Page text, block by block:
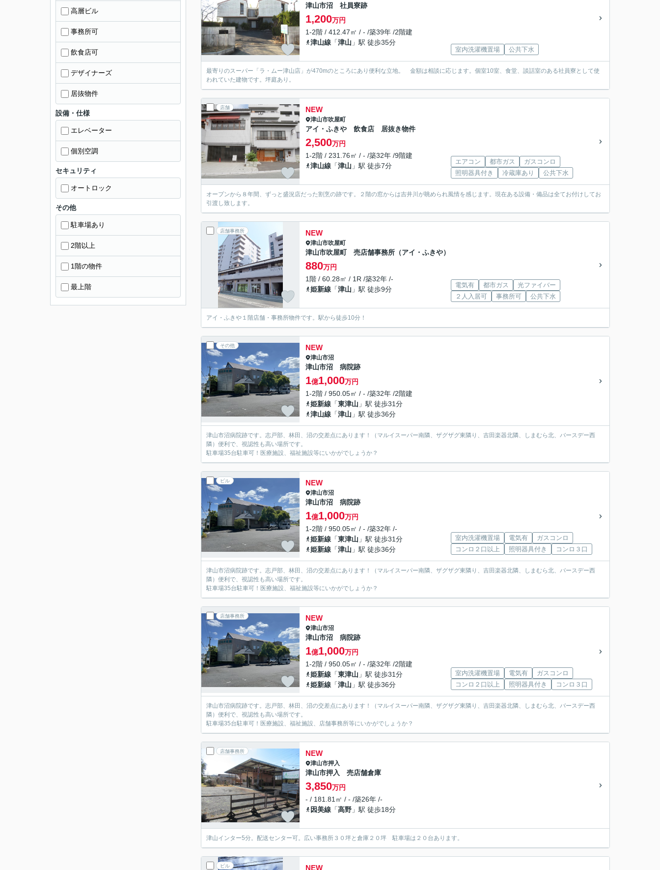
津山市沼 社員寮跡
1,200万円
1-2階 / 412.47㎡ / - /築39年 /2階建
津山線 「津山 」駅 徒歩35分
室内洗濯機置場 公共下水
最寄りのスーパー「ラ・ムー津山店」が470mのところにあり便利な立地。 金額は相談に応じます。個室10室、食堂、談話室のある社員寮として使
われていた建物です。坪庭あり。
店舗 NEW
津山市吹屋町
アイ・ふきや 飲食店 居抜き物件
2,500万円
1-2階 / 231.76㎡ / - /築32年 /9階建
津山線 「津山 」駅 徒歩7分
エアコン 都市ガス
ガスコンロ
照明器具付き
冷蔵庫あり 公共下水
オープンから８年間、ずっと盛況店だった割烹の跡です。２階の窓からは吉井川が眺められ風情を感じます。現在ある設備・備品は全てお付けしてお
引渡し致します。
店舗事務所 NEW
津山市吹屋町
津山市吹屋町 売店舗事務所（アイ・ふきや）
880万円
1階 / 60.28㎡ / 1R /築32年 /-
姫新線 「津山 」駅 徒歩9分
電気有 都市ガス
光ファイバー
２人入居可
事務所可 公共下水
アイ・ふきや１階店舗・事務所物件です。駅から徒歩10分！
その他 NEW
津山市沼
津山市沼 病院跡
1億1,000万円
1-2階 / 950.05㎡ / - /築32年 /2階建
姫新線 「東津山 」駅 徒歩31分
津山線 「津山 」駅 徒歩36分
津山市沼病院跡です。志戸部、林田、沼の交差点にあります！（マルイスーパー南隣、ザグザグ東隣り、吉田楽器北隣、しまむら北、バースデー西
隣）便利で、視認性も高い場所です。
駐車場35台駐車可！医療施設、福祉施設等にいかがでしょうか？
ビル NEW
津山市沼
津山市沼 病院跡
1億1,000万円
1-2階 / 950.05㎡ / - /築32年 /-
姫新線 「東津山 」駅 徒歩31分
姫新線 「津山 」駅 徒歩36分
室内洗濯機置場 電気有
ガスコンロ
コンロ２口以上
照明器具付き コンロ３口
津山市沼病院跡です。志戸部、林田、沼の交差点にあります！（マルイスーパー南隣、ザグザグ東隣り、吉田楽器北隣、しまむら北、バースデー西
隣）便利で、視認性も高い場所です。
駐車場35台駐車可！医療施設、福祉施設等にいかがでしょうか？
店舗事務所 NEW
津山市沼
津山市沼 病院跡
1億1,000万円
1-2階 / 950.05㎡ / - /築32年 /2階建
姫新線 「東津山 」駅 徒歩31分
姫新線 「津山 」駅 徒歩36分
室内洗濯機置場 電気有
ガスコンロ
コンロ２口以上
照明器具付き コンロ３口
津山市沼病院跡です。志戸部、林田、沼の交差点にあります！（マルイスーパー南隣、ザグザグ東隣り、吉田楽器北隣、しまむら北、バースデー西
隣）便利で、視認性も高い場所です。
駐車場35台駐車可！医療施設、福祉施設、店舗事務所等にいかがでしょうか？
店舗事務所 NEW
津山市押入
津山市押入 売店舗倉庫
3,850万円
- / 181.81㎡ / - /築26年 /-
因美線 「高野 」駅 徒歩18分
津山インター5分。配送センター可。広い事務所３０坪と倉庫２０坪 駐車場は２０台あります。
ビル NEW
高層ビル
事務所可
飲食店可
デザイナーズ
居抜物件
設備・仕様
エレベーター
個別空調
セキュリティ
オートロック
その他
駐車場あり
2階以上
1階の物件
最上階